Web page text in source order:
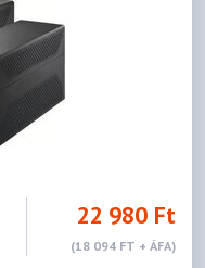
22 980 Ft
(18 094 FT + ÁFA)